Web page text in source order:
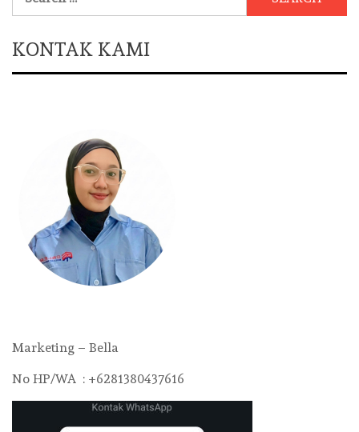
KONTAK KAMI
Marketing – Bella
No HP/WA : +6281380437616